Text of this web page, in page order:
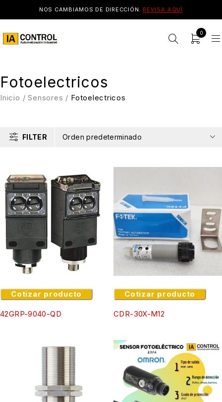
NOS CAMBIAMOS DE DIRECCIÓN. REVISA AQUÍ
0
Fotoelectricos
Inicio / Sensores / Fotoelectricos
FILTER Orden predeterminado
Cotizar producto
42GRP-9040-QD
Cotizar producto
CDR-30X-M12